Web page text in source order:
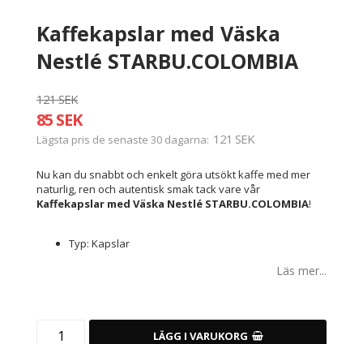
Kaffekapslar med Väska
Nestlé STARBU.COLOMBIA
121 SEK
85 SEK
Lägsta pris de senaste 30 dagarna 121 SEK
Nu kan du snabbt och enkelt göra utsökt kaffe med mer
naturlig, ren och autentisk smak tack vare vår
Kaffekapslar med Väska Nestlé STARBU.COLOMBIA!
Typ: Kapslar
Läs mer...
LÄGG I VARUKORG